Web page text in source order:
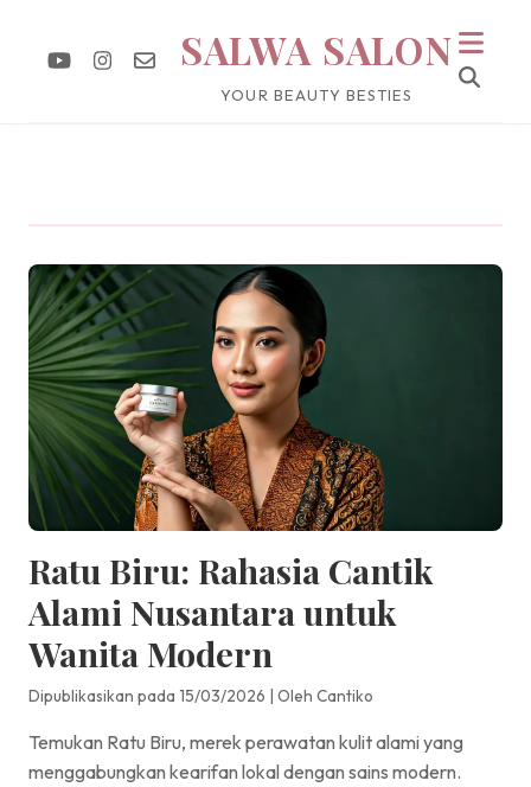
SALWA SALON
YOUR BEAUTY BESTIES
Ratu Biru: Rahasia Cantik
Alami Nusantara untuk
Wanita Modern
Dipublikasikan pada 15/03/2026 | Oleh Cantiko
Temukan Ratu Biru, merek perawatan kulit alami yang
menggabungkan kearifan lokal dengan sains modern.